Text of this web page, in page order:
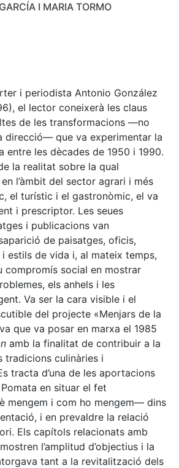
I MARIA TORMO
i periodista Antonio González
el lector coneixerà les claus
de les transformacions —no
direcció— que va experimentar la
entre les dècades de 1950 i 1990.
la realitat sobre la qual
l’àmbit del sector agrari i més
el turístic i el gastronòmic, el va
i prescriptor. Les seues
i publicacions van
de paisatges, oficis,
estils de vida i, al mateix temps,
compromís social en mostrar
els anhels i les
Va ser la cara visible i el
del projecte «Menjars de la
que va posar en marxa el 1985
amb la finalitat de contribuir a la
tradicions culinàries i
tracta d’una de les aportacions
en situar el fet
mengem i com ho mengem— dins
i en prevaldre la relació
Els capítols relacionats amb
l’amplitud d’objectius i la
tant a la revitalització dels